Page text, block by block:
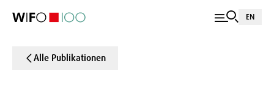
EN
Alle Publikationen